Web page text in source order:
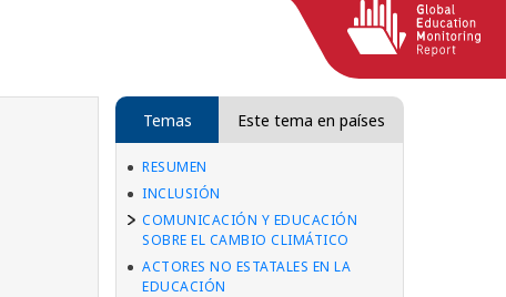
Temas Este tema en países
RESUMEN
INCLUSIÓN
COMUNICACIÓN Y EDUCACIÓN
SOBRE EL CAMBIO CLIMÁTICO
ACTORES NO ESTATALES EN LA
EDUCACIÓN